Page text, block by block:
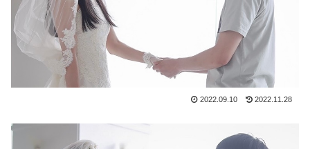
2022.09.10 2022.11.28